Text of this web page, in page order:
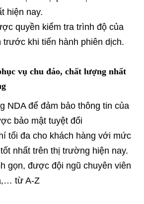
hiện nay.
quyền kiểm tra trình độ của
trước khi tiến hành phiên dịch.
vụ chu đáo, chất lượng nhất
NDA để đảm bảo thông tin của
bảo mật tuyệt đối
tối đa cho khách hàng với mức
nhất trên thị trường hiện nay.
gọn, được đội ngũ chuyên viên
từ A-Z